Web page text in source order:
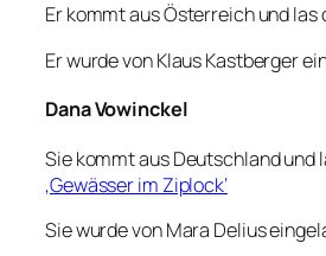
Er kommt aus Österreich und las
Er wurde von Klaus Kastberger
Dana Vowinckel
Sie kommt aus Deutschland und
‚Gewässer im Ziplock‘
Sie wurde von Mara Delius